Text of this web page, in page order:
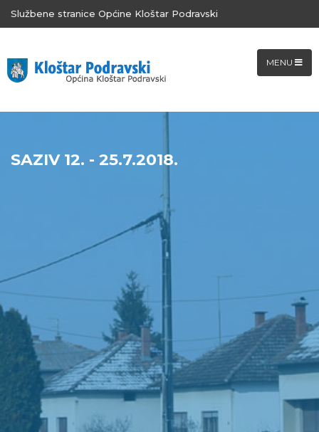
Službene stranice Općine Kloštar Podravski
MENU
SAZIV 12. - 25.7.2018.